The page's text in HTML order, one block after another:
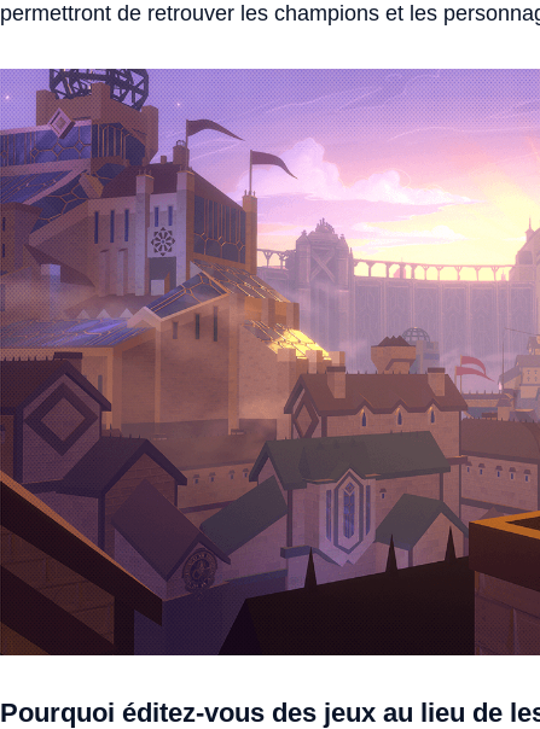
permettront de retrouver les champions et les
Pourquoi éditez-vous des jeux au lieu de